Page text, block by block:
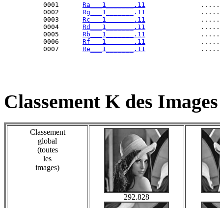
          0001
Ra___1_______.11
          0002
Rg___1_______.11
          0003
Rc___1_______.11
          0004
Rd___1_______.11
          0005
Rb___1_______.11
          0006
Rf___1_______.11
          0007
Re___1_______.11
Classement K des
Classement
global
(toutes
les
images)
292.828